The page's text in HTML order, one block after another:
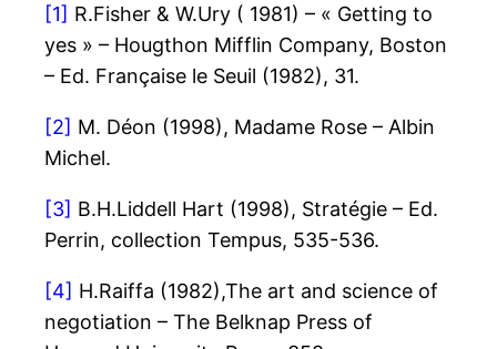
[1] R.Fisher & W.Ury ( 1981) – « Getting to
yes » – Hougthon Mifflin Company, Boston
– Ed. Française le Seuil (1982), 31.
[2] M. Déon (1998), Madame Rose – Albin
Michel.
[3] B.H.Liddell Hart (1998), Stratégie – Ed.
Perrin, collection Tempus, 535-536.
[4] H.Raiffa (1982),The art and science of
negotiation – The Belknap Press of